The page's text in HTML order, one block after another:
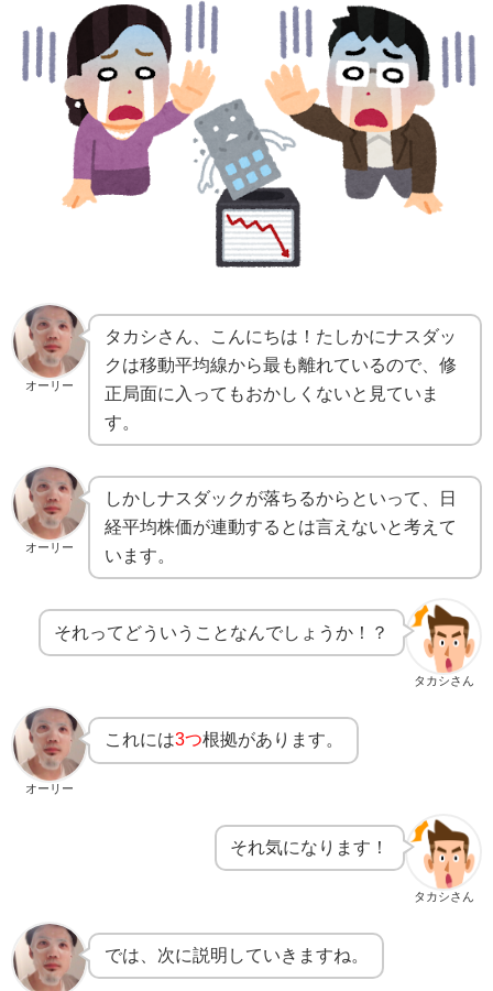
オーリー
タカシさん、こんにちは！たしかにナスダッ
クは移動平均線から最も離れているので、修
正局面に入ってもおかしくないと見ていま
す。
オーリー
しかしナスダックが落ちるからといって、日
経平均株価が連動するとは言えないと考えて
います。
タカシさん
それってどういうことなんでしょうか！？
オーリー
これには3つ根拠があります。
タカシさん
それ気になります！
では、次に説明していきますね。